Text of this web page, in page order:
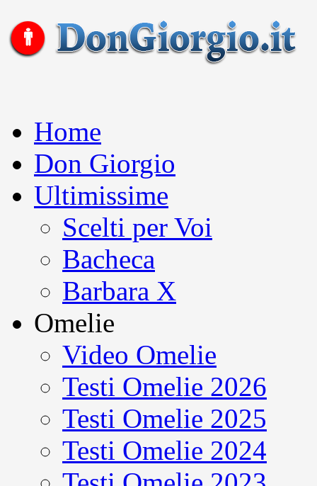
Home
Don Giorgio
Ultimissime
Scelti per Voi
Bacheca
Barbara X
Omelie
Video Omelie
Testi Omelie 2026
Testi Omelie 2025
Testi Omelie 2024